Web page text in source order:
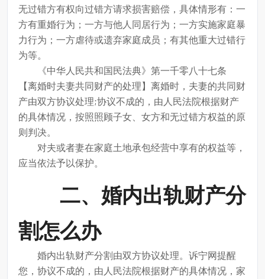
无过错方有权向过错方请求损害赔偿，具体情形有：一
方有重婚行为；一方与他人同居行为；一方实施家庭暴
力行为；一方虐待或遗弃家庭成员；有其他重大过错行
为等。
《中华人民共和国民法典》第一千零八十七条
【离婚时夫妻共同财产的处理】离婚时，夫妻的共同财
产由双方协议处理;协议不成的，由人民法院根据财产
的具体情况，按照照顾子女、女方和无过错方权益的原
则判决。
对夫或者妻在家庭土地承包经营中享有的权益等，
应当依法予以保护。
二、婚内出轨财产分
割怎么办
婚内出轨财产分割由双方协议处理。诉宁网提醒
您，协议不成的，由人民法院根据财产的具体情况，家